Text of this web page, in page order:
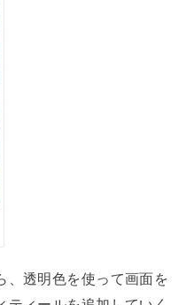
、透明色を使って画面を